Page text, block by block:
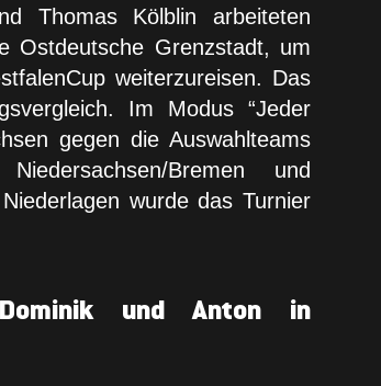
Thomas Kölblin arbeiteten
Ostdeutsche Grenzstadt, um
weiterzureisen. Das
Im Modus “Jeder
gegen die Auswahlteams
Bremen und
wurde das Turnier
und Anton in